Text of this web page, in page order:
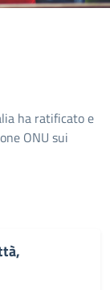
ha ratificato e
ONU sui